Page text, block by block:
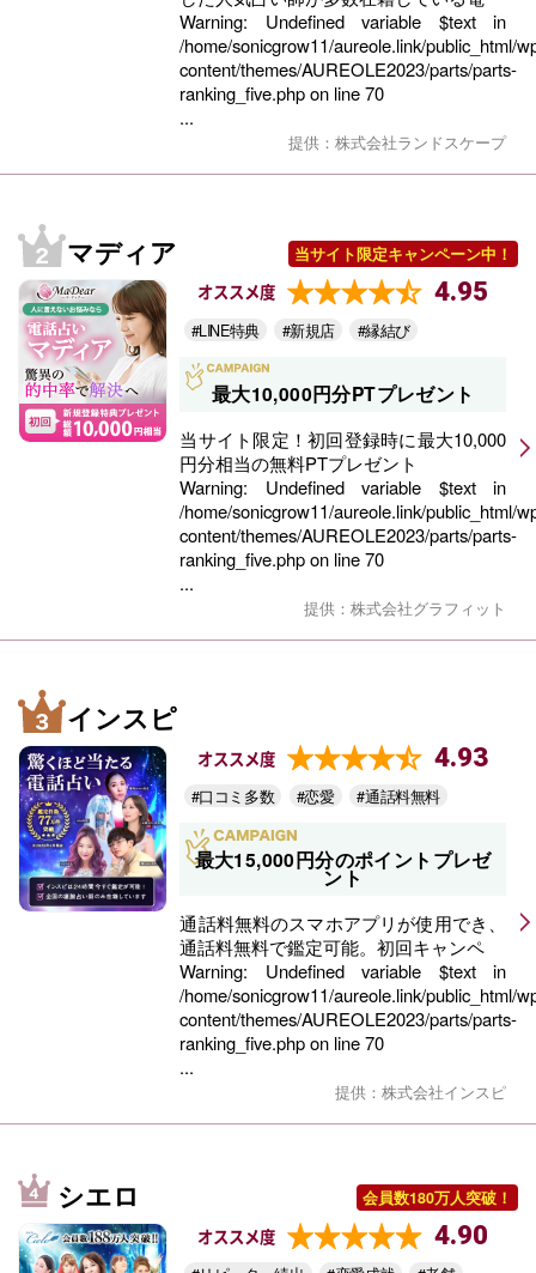
Warning: Undefined variable $text in
/home/sonicgrow11/aureole.link/public_html/
content/themes/AUREOLE2023/parts/parts-
ranking_five.phpon line70
...
提供：株式会社ランドスケープ
マディア 当サイト限定キャンペーン中！
オススメ度 4.95
#LINE特典 #新規店 #縁結び
最大10,000円分PTプレゼント
当サイト限定！初回登録時に最大10,000
円分相当の無料PTプレゼント
Warning: Undefined variable $text in
/home/sonicgrow11/aureole.link/public_html/
content/themes/AUREOLE2023/parts/parts-
ranking_five.phpon line70
...
提供：株式会社グラフィット
インスピ
オススメ度 4.93
#口コミ多数 #恋愛 #通話料無料
最大15,000円分のポイントプレゼ
ント
通話料無料のスマホアプリが使用でき、
通話料無料で鑑定可能。初回キャンペ
Warning: Undefined variable $text in
/home/sonicgrow11/aureole.link/public_html/
content/themes/AUREOLE2023/parts/parts-
ranking_five.phpon line70
...
提供：株式会社インスピ
シエロ 会員数180万人突破！
オススメ度 4.90